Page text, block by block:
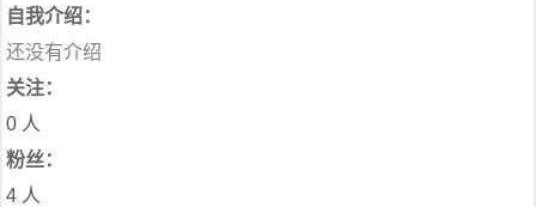
自我介绍：
还没有介绍
关注：
0 人
粉丝：
4 人